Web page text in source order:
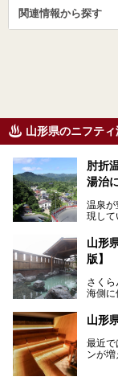
関連情報から探す
山形県のニフテ
肘折
湯治
温泉が
現して
今回
体験
鄙びた
す。
山形
版】
さく
海側に
の細
われ
山形
村のす
でぜひ
山形
最近で
ンが増